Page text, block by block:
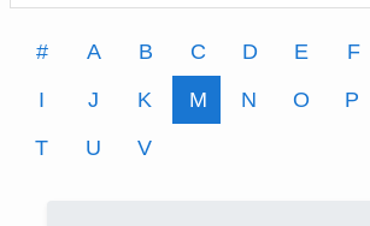
# A B C D E F
I
J K M N O P
T
U V